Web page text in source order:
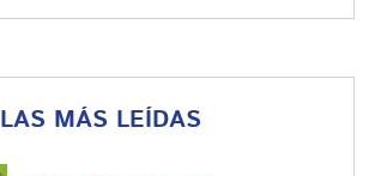
LAS MÁS LEÍDAS